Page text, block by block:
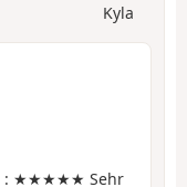
Kyla
: ★★★★★ Sehr